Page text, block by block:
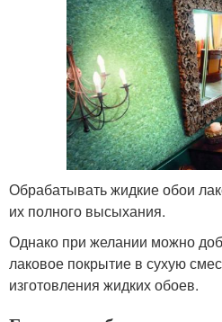
Обрабатывать жидкие обои
их полного высыхания.
Однако при желании можно
лаковое покрытие в сухую
изготовления жидких обоев.